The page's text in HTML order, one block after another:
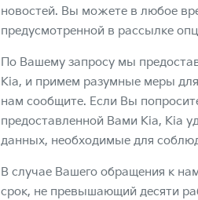
новостей. Вы можете в любое
предусмотренной в рассылке
По Вашему запросу мы
Kia, и примем разумные меры
нам сообщите. Если Вы
предоставленной Вами Kia, Kia
данных, необходимые для
В случае Вашего обращения к
срок, не превышающий десяти